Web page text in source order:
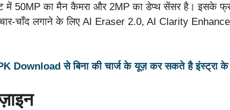
50MP का मैन कैमरा और 2MP का डेप्थ सेंसर है। इसके
चाँद लगाने के लिए AI Eraser 2.0, AI Clarity
Download से बिना की चार्ज के यूज़ कर सकते है इंस्ट्रा के